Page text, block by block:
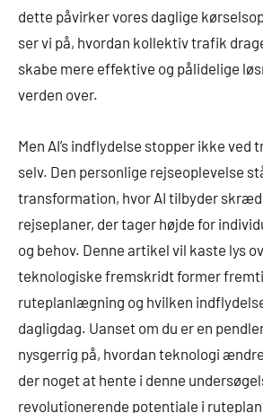
dette påvirker vores daglige
ser vi på, hvordan kollektiv trafik
skabe mere effektive og pålidelige
verden over.
Men AI’s indflydelse stopper ikke ved
selv. Den personlige rejseoplevelse
transformation, hvor AI tilbyder
rejseplaner, der tager højde for
og behov. Denne artikel vil kaste lys
teknologiske fremskridt former
ruteplanlægning og hvilken
dagligdag. Uanset om du er en
nysgerrig på, hvordan teknologi
der noget at hente i denne
revolutionerende potentiale i